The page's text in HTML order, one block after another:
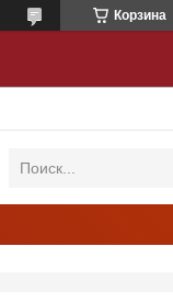
Корзина